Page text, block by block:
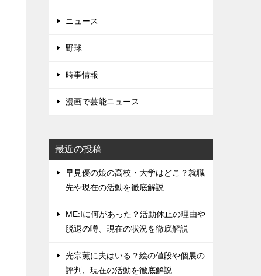
ニュース
野球
時事情報
漫画で芸能ニュース
最近の投稿
早見優の娘の高校・大学はどこ？就職
先や現在の活動を徹底解説
ME:Iに何があった？活動休止の理由や
脱退の噂、現在の状況を徹底解説
光宗薫に夫はいる？絵の値段や個展の
評判、現在の活動を徹底解説